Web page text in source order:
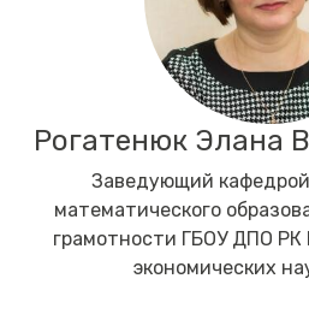
Рогатенюк Элана
Заведующий
математического
грамотности ГБОУ ДПО
экономических